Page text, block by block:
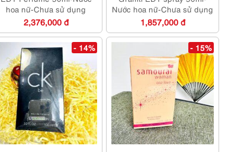
hoa nữ-Chưa sử dụng
2,376,000 đ
Nước hoa nữ-Chưa sử dụng
1,857,000 đ
- 14% - 15%